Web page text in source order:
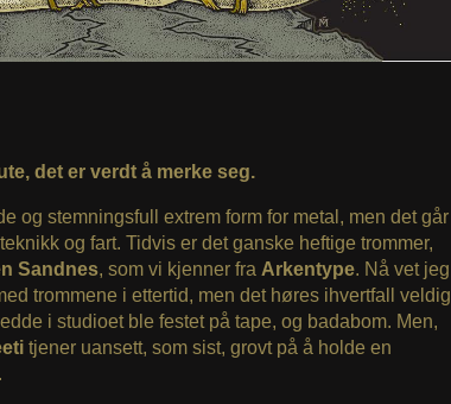
det er verdt å merke seg.
og stemningsfull extrem form for metal, men det går
og fart. Tidvis er det ganske heftige trommer,
Sandnes, som vi kjenner fra Arkentype. Nå vet jeg
trommene i ettertid, men det høres ihvertfall veldig
i studioet ble festet på tape, og badabom. Men,
tjener uansett, som sist, grovt på å holde en